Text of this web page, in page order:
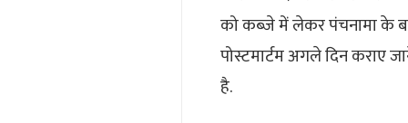
को कब्जे में लेकर पंचनामा के
पोस्टमार्टम अगले दिन कराए
है.